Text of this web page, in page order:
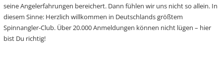
seine Angelerfahrungen bereichert. Dann fühlen wir uns nicht so allein. In
diesem Sinne: Herzlich willkommen in Deutschlands größtem
Spinnangler-Club. Über 20.000 Anmeldungen können nicht lügen – hier
bist Du richtig!